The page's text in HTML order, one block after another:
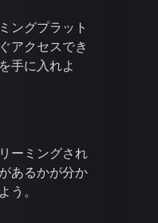
ングプラット
アクセスでき
手に入れよ
ーミングされ
あるかが分か
う。